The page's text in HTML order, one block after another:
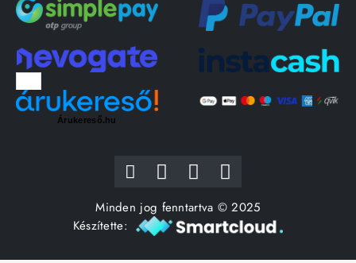
Árukereső.hu
Minden jog fenntartva © 2025
Készítette: